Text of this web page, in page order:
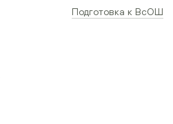
Подготовка к ВсОШ